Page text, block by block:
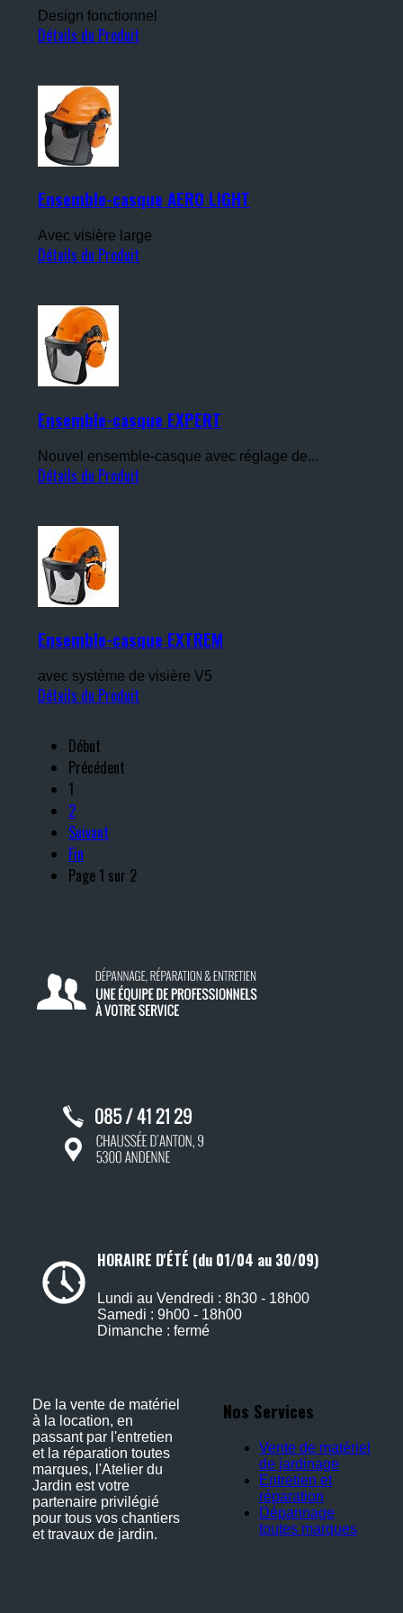
Design fonctionnel
Détails du Produit
Ensemble-casque AERO LIGHT
Avec visière large
Détails du Produit
Ensemble-casque EXPERT
Nouvel ensemble-casque avec réglage de...
Détails du Produit
Ensemble-casque EXTREM
avec système de visière V5
Détails du Produit
Début
Précédent
1
2
Suivant
Fin
Page 1 sur 2
HORAIRE D'ÉTÉ (du 01/04 au 30/09)
Lundi au Vendredi : 8h30 - 18h00
Samedi : 9h00 - 18h00
Dimanche : fermé
De la vente de matériel
à la location, en
passant par l'entretien
et la réparation toutes
marques, l'Atelier du
Jardin est votre
partenaire privilégié
pour tous vos chantiers
et travaux de jardin.
Nos Services
Vente de matériel
de jardinage
Entretien et
réparation
Dépannage
toutes marques